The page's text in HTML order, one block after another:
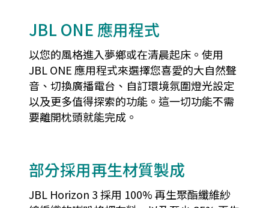
JBL ONE 應用程式
以您的風格進入夢鄉或在清晨起床。使用
JBL ONE 應用程式來選擇您喜愛的大自然聲
音、切換廣播電台、自訂環境氛圍燈光設定
以及更多值得探索的功能。這一切功能不需
要離開枕頭就能完成。
部分採用再生材質製成
JBL Horizon 3 採用 100% 再生聚酯纖維紗